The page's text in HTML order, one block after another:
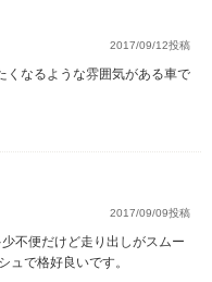
2017/09/12投稿
くなるような雰囲気がある車で
2017/09/09投稿
不便だけど走り出しがスムー
ュで格好良いです。